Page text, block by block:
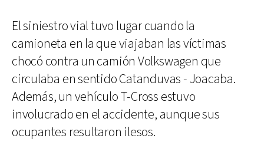
El siniestro vial tuvo lugar cuando la
camioneta en la que viajaban las víctimas
chocó contra un camión Volkswagen que
circulaba en sentido Catanduvas - Joacaba.
Además, un vehículo T-Cross estuvo
involucrado en el accidente, aunque sus
ocupantes resultaron ilesos.